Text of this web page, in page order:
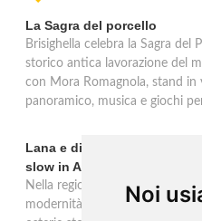
Noi
La Sagra del porcello
Brisighella celebra la Sagra del
storico antica lavorazione del
con Mora Romagnola, stand in
panoramico, musica e giochi
Lana e dintorni: Törggelen,
slow in Alto Adige
Nella regione di Lana in Alto
modernità si fondono in